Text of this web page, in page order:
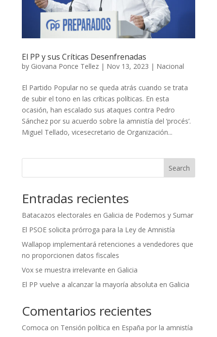
El PP y sus Críticas Desenfrenadas
by Giovana Ponce Tellez| Nov 13, 2023 | Nacional
El Partido Popular no se queda atrás cuando se trata
de subir el tono en las críticas políticas. En esta
ocasión, han escalado sus ataques contra Pedro
Sánchez por su acuerdo sobre la amnistía del ‘procés’.
Miguel Tellado, vicesecretario de Organización...
Search
Entradas recientes
Batacazos electorales en Galicia de Podemos y Sumar
El PSOE solicita prórroga para la Ley de Amnistía
Wallapop implementará retenciones a vendedores que
no proporcionen datos fiscales
Vox se muestra irrelevante en Galicia
El PP vuelve a alcanzar la mayoría absoluta en Galicia
Comentarios recientes
Comoca on Tensión política en España por la amnistía